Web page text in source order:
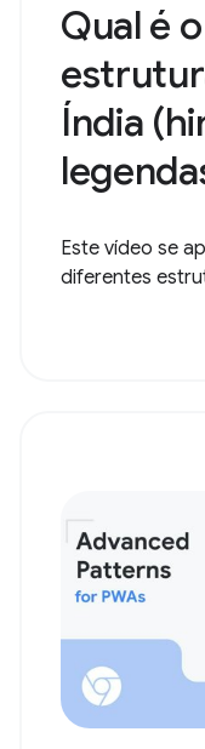
Qual é
Índia
Este vídeo se
diferentes